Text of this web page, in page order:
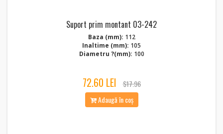
Suport prim montant 03-242
Baza (mm): 112
Inaltime (mm): 105
Diametru ?(mm): 100
72.60 LEI
$17.96
Adaugă în coș